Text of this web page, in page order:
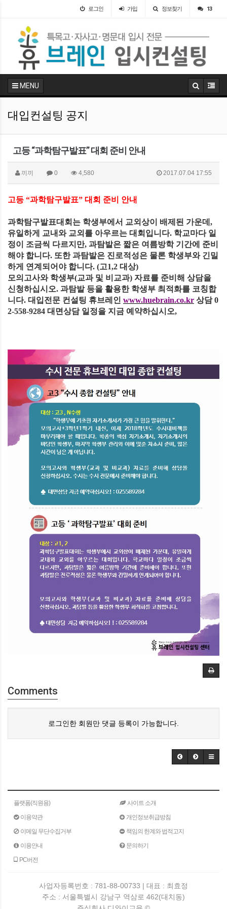
로그인 가입 정보찾기 13
MENU
대입컨설팅 공지
고등 “과학탐구발표” 대회 준비 안내
끼끼 0 4,580 2017.07.04 17:55
고등 “과학탐구발표” 대회 준비 안내
과학탐구발표대회는 학생부에서 교외상이 배제된 가운데 ,
유일하게 교내와 교외를 아우르는 대회입니다. 학교마다 일
정이 조금씩 다르지만, 과탐발은 짧은 여름방학 기간에 준비
해야 합니다. 또한 과탐발은 진로적성은 물론 학생부와 긴밀
하게 연계되어야 합니다. (고1,2 대상)
모의고사와 학생부(교과 및 비교과) 자료를 준비해 상담을
신청하십시오. 과탐발 등을 활용한 학생부 최적화를 코칭합
니다. 대입전문 컨설팅 휴브레인 www.huebrain.co.kr 상담0
2-558-9284 대면상담 일정을 지금 예약하십시오,
Comments
로그인한 회원만 댓글 등록이 가능합니다.
플랫폼(직원용)
사이트 소개
이용약관
개인정보취급방침
이메일 무단수집거부
책임의 한계와 법적고지
이용안내
문의하기
PC버전
사업자등록번호 : 781-88-00733 | 대표 : 최효정
주소 : 서울특별시 강남구 역삼로 462(대치동)